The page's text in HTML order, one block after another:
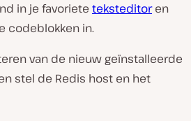
in je favoriete teksteditoren
codeblokken in.
van de nieuw geïnstalleerde
stel de Redis host en het